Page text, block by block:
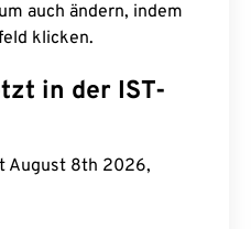
auch ändern, indem
klicken.
in der IST-
August 8th 2026,